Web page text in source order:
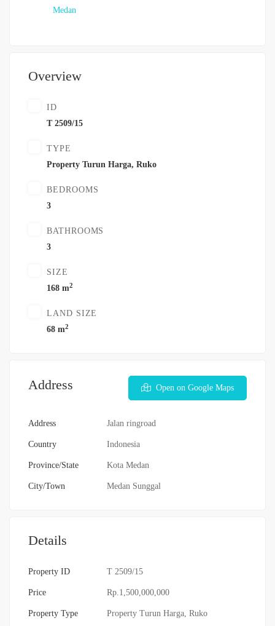
Medan
Overview
ID
T 2509/15
TYPE
Property Turun Harga, Ruko
BEDROOMS
3
BATHROOMS
3
SIZE
168 m2
LAND SIZE
68 m2
Address Open on Google Maps
Address Jalan ringroad
Country Indonesia
Province/State Kota Medan
City/Town Medan Sunggal
Details
Property ID T 2509/15
Price Rp.1,500,000,000
Property Type Property Turun Harga, Ruko